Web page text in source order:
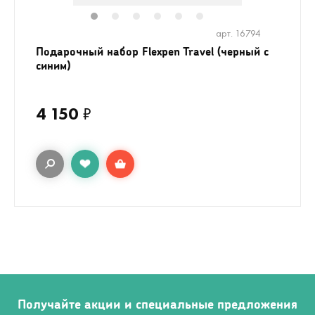
арт. 16794
Подарочный набор Flexpen Travel (черный с
синим)
4 150 ₽
Получайте акции и специальные предложения